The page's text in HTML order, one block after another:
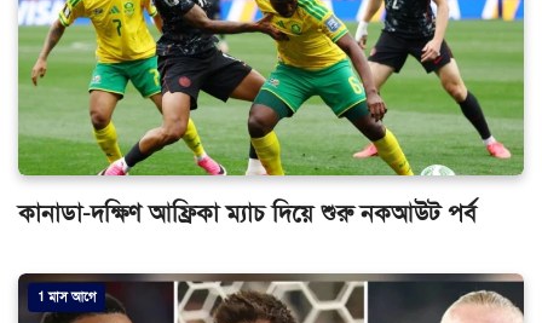
কানাডা-দক্ষিণ আফ্রিকা ম্যাচ দিয়ে শুরু নকআউট পর্ব
1 মাস আগে